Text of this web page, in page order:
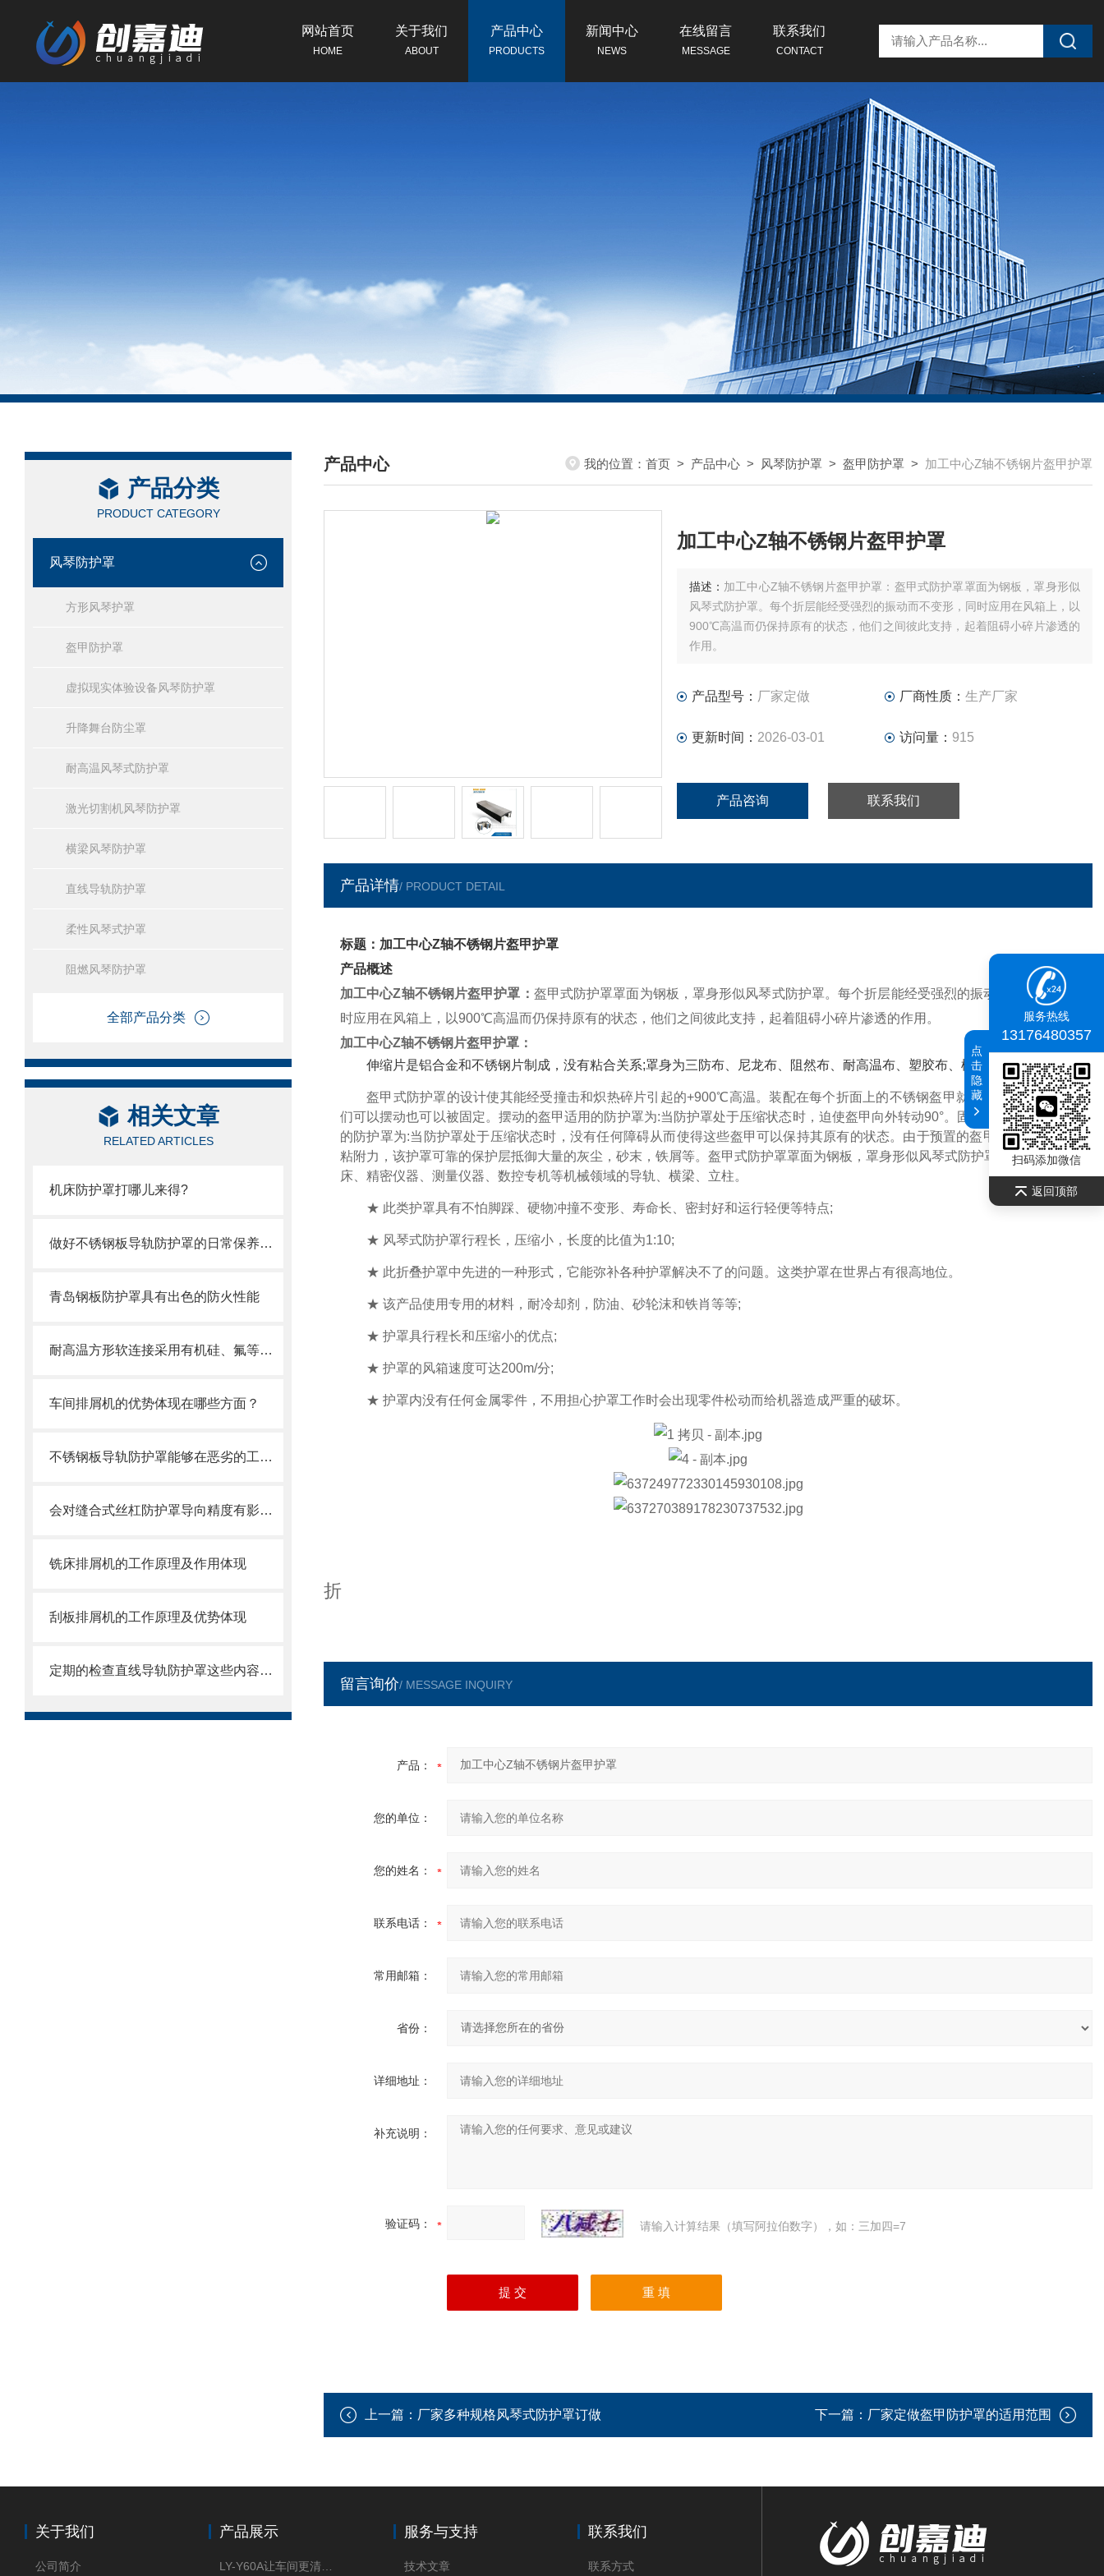
网站首页
HOME
关于我们
ABOUT
产品中心
PRODUCTS
新闻中心
NEWS
在线留言
MESSAGE
联系我们
CONTACT
产品分类
PRODUCT CATEGORY
风琴防护罩
方形风琴护罩
盔甲防护罩
虚拟现实体验设备风琴防护罩
升降舞台防尘罩
耐高温风琴式防护罩
激光切割机风琴防护罩
横梁风琴防护罩
直线导轨防护罩
柔性风琴式护罩
阻燃风琴防护罩
全部产品分类
相关文章
RELATED ARTICLES
机床防护罩打哪儿来得?
做好不锈钢板导轨防护罩的日常保养维护，也是刻不容缓的工作
青岛钢板防护罩具有出色的防火性能
耐高温方形软连接采用有机硅、氟等高分子材料涂覆处理
车间排屑机的优势体现在哪些方面？
不锈钢板导轨防护罩能够在恶劣的工作环境中长期使用
会对缝合式丝杠防护罩导向精度有影响的因素都有哪些？
铣床排屑机的工作原理及作用体现
刮板排屑机的工作原理及优势体现
定期的检查直线导轨防护罩这些内容，做好维护工作
产品中心
/ PRODUCTS CENTER
我的位置： 首页 > 产品中心 > 风琴防护罩 > 盔甲防护罩 > 加工中心Z轴不锈钢片盔甲护罩
加工中心Z轴不锈钢片盔甲护罩
描述： 加工中心Z轴不锈钢片盔甲护罩：盔甲式防护罩罩面为钢板，罩身形似
风琴式防护罩。每个折层能经受强烈的振动而不变形，同时应用在风箱上，以
900℃高温而仍保持原有的状态，他们之间彼此支持，起着阻碍小碎片渗透的
作用。
产品型号： 厂家定做 厂商性质： 生产厂家
更新时间： 2026-03-01 访问量： 915
产品咨询 联系我们
产品详情/ PRODUCT DETAIL
标题：加工中心Z轴不锈钢片盔甲护罩
产品概述
加工中心Z轴不锈钢片盔甲护罩 ： 盔甲式防护罩罩面为钢板，罩身形似风琴式防护罩。每个折层能经受强烈的振动而不变形，同
时应用在风箱上，以900℃高温而仍保持原有的状态，他们之间彼此支持，起着阻碍小碎片渗透的作用。
加工中心Z轴不锈钢片盔甲护罩 ：
伸缩片是铝合金和不锈钢片制成，没有粘合关系;罩身为三防布、尼龙布、阻然布、耐高温布、塑胶布、橡胶复合布等。
盔甲式防护罩的设计使其能经受撞击和炽热碎片引起的+900℃高温。装配在每个折面上的不锈钢盔甲就具有这种功能。它
们可以摆动也可以被固定。摆动的盔甲适用的防护罩为:当防护罩处于压缩状态时，迫使盔甲向外转动90°。固定的盔甲可以应用
的防护罩为:当防护罩处于压缩状态时，没有任何障碍从而使得这些盔甲可以保持其原有的状态。由于预置的盔甲之间有良好的
粘附力，该护罩可靠的保护层抵御大量的灰尘，砂末，铁屑等。 盔甲式防护罩罩面为钢板，罩身形似风琴式防护罩。
广泛用于磨
床、精密仪器、测量仪器、数控专机等机械领域的导轨、横梁、立柱。
★ 此类护罩具有不怕脚踩、硬物冲撞不变形、寿命长、密封好和运行轻便等特点;
★ 风琴式防护罩行程长，压缩小，长度的比值为1:10;
★ 此折叠护罩中先进的一种形式，它能弥补各种护罩解决不了的问题。这类护罩在世界占有很高地位。
★ 该产品使用专用的材料，耐冷却剂，防油、砂轮沫和铁肖等等;
★ 护罩具行程长和压缩小的优点;
★ 护罩的风箱速度可达200m/分;
★ 护罩内没有任何金属零件，不用担心护罩工作时会出现零件松动而给机器造成严重的破坏。
折
留言询价/ MESSAGE INQUIRY
产品：
您的单位：
您的姓名：
联系电话：
常用邮箱：
省份：
详细地址：
补充说明：
验证码： 请输入计算结果（填写阿拉伯数字），如：三加四=7
上一篇： 厂家多种规格风琴式防护罩订做 下一篇： 厂家定做盔甲防护罩的适用范围
关于我们
公司简介
产品展示 服务与支持
技术文章
联系我们
联系方式
服务热线
13176480357
扫码添加微信
返回顶部
点
击
隐
藏